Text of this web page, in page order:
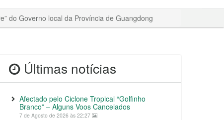
do Governo local da Província de Guangdong
Últimas notícias
Afectado pelo Ciclone Tropical “Golfinho
Branco” – Alguns Voos Cancelados
7 de Agosto de 2026 às 22:27